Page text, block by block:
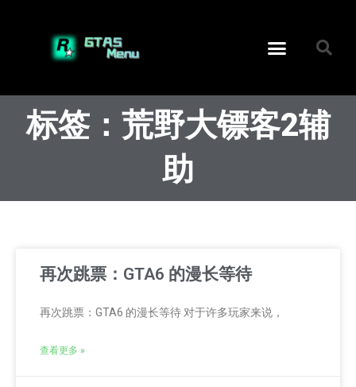
标签：荒野大镖客2辅
助
再次跳票：GTA6 的漫长等待
再次跳票：GTA6 的漫长等待 对于许多玩家来说，
查看更多 »